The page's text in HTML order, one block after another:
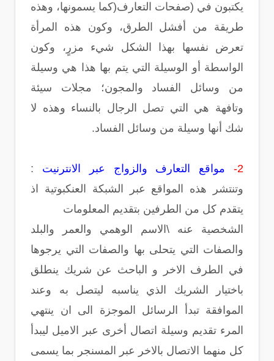
يكتبون في (صفحات التعارف(كما يسمونها، وهذه
طريقة من أفشل الطرق، وكون هذه المرأة
تعرض نفسها بهذا الشكل شيء مزرٍ، وكون
الواسطة أو الوسيلة التي يتم بها هذا هي وسيلة
من وسائل الفساد والمجون؛ مجلات سيئة
وتافهة هي التي تصل الرجال بالنساء وهذه لا
شك أنها وسيلة من وسائل الفساد.
2- مواقع التعارف والزواج عبر الانترنيت :
وتنتشر هذه المواقع عبر الشبكة العنكبوتية اذ
يتقدم كل من الطرفين بتقديم المعلومات
الشخصية عنه \الاسم الوهمي والعمر والبلد
والصفات التي يتحلى بها والصفات التي يرجوها
في الطرف الاخر و الباحث عن شريك ينطلق
باختيار الشريك الذي يناسبه ليتصل به وعند
الموافقة تبدأ الرسائل الموجزة الى ان ينتهي
المرء تقديم وسيلة اتصال أخرى عبر الاميل ليبدأ
كل منهما الاتصال بالاخر عبر المسنجر بما يسمى